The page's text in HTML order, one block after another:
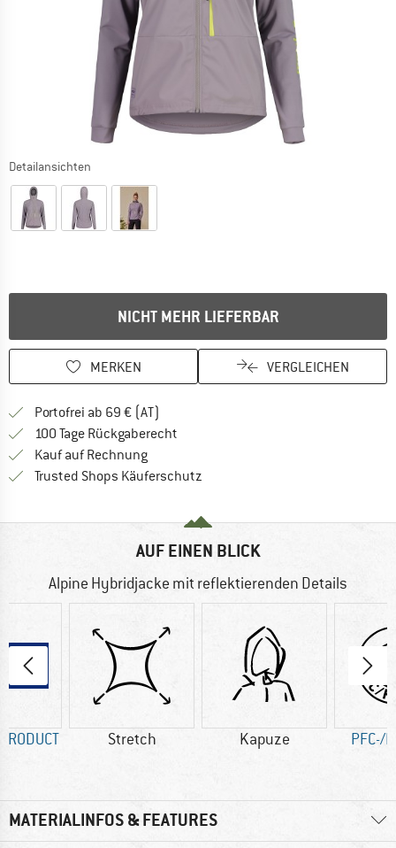
Detailansichten
NICHT MEHR LIEFERBAR
MERKEN VERGLEICHEN
Portofrei ab 69 € (AT)
100 Tage Rückgaberecht
Kauf auf RechnungFinde die Zahlungs-Infos hier! Öffnet
Trusted Shops Käuferschutz
AUF EINEN BLICK
Alpine Hybridjacke mit reflektierenden Details
Stretch Kapuze PFC-/
MATERIALINFOS & FEATURES